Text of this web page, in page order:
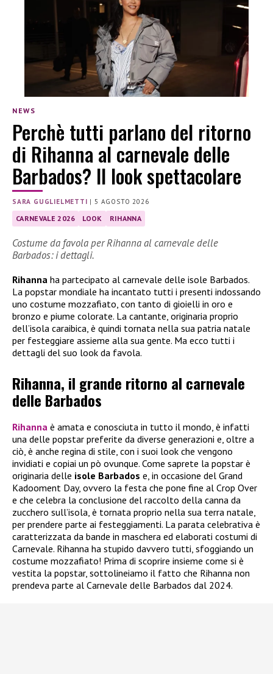
NEWS
Perchè tutti parlano del ritorno
di Rihanna al carnevale delle
Barbados? Il look spettacolare
SARA GUGLIELMETTI |5 AGOSTO 2026
CARNEVALE 2026 LOOK RIHANNA
Costume da favola per Rihanna al carnevale delle
Barbados: i dettagli.
Rihanna ha partecipato al carnevale delle isole Barbados.
La popstar mondiale ha incantato tutti i presenti indossando
uno costume mozzafiato, con tanto di gioielli in oro e
bronzo e piume colorate. La cantante, originaria proprio
dell’isola caraibica, è quindi tornata nella sua patria natale
per festeggiare assieme alla sua gente. Ma ecco tutti i
dettagli del suo look da favola.
Rihanna, il grande ritorno al carnevale
delle Barbados
Rihanna è amata e conosciuta in tutto il mondo, è infatti
una delle popstar preferite da diverse generazioni e, oltre a
ciò, è anche regina di stile, con i suoi look che vengono
invidiati e copiai un pò ovunque. Come saprete la popstar è
originaria delle isole Barbados e, in occasione del Grand
Kadooment Day, ovvero la festa che pone fine al Crop Over
e che celebra la conclusione del raccolto della canna da
zucchero sull’isola, è tornata proprio nella sua terra natale,
per prendere parte ai festeggiamenti. La parata celebrativa è
caratterizzata da bande in maschera ed elaborati costumi di
Carnevale. Rihanna ha stupido davvero tutti, sfoggiando un
costume mozzafiato! Prima di scoprire insieme come si è
vestita la popstar, sottolineiamo il fatto che Rihanna non
prendeva parte al Carnevale delle Barbados dal 2024.